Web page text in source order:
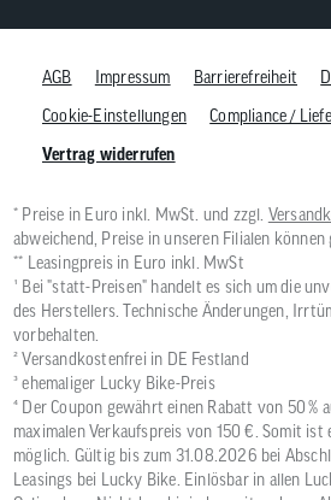
AGB Impressum Barrierefreiheit
Cookie-Einstellungen
Compliance /
Vertrag widerrufen
* Preise in Euro inkl. MwSt. und zzgl.
abweichend, Preise in unseren Filialen können
** Leasingpreis in Euro inkl. MwSt
¹ Bei "statt-Preisen" handelt es sich um die
des Herstellers. Technische Änderungen,
vorbehalten.
² Versandkostenfrei in DE Festland
³ ehemaliger Lucky Bike-Preis
⁴ Der Coupon gewährt einen Rabatt von 50 %
maximalen Verkaufspreis von 150 €. Somit ist
möglich. Gültig bis zum 31.08.2026 bei
Leasings bei Lucky Bike. Einlösbar in allen